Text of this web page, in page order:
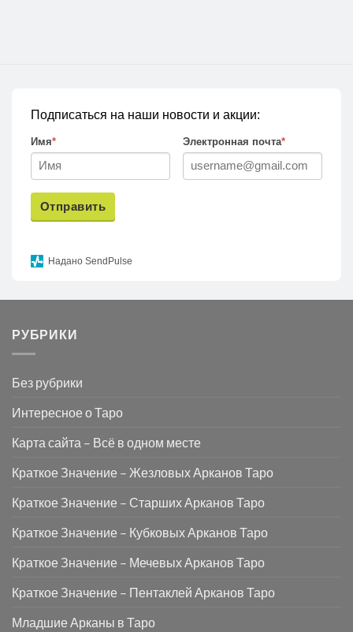
Подписаться на наши новости и акции:
Имя* Электронная почта*
Отправить
Надано SendPulse
РУБРИКИ
Без рубрики
Интересное о Таро
Карта сайта – Всё в одном месте
Краткое Значение – Жезловых Арканов Таро
Краткое Значение – Старших Арканов Таро
Краткое Значение – Кубковых Арканов Таро
Краткое Значение – Мечевых Арканов Таро
Краткое Значение – Пентаклей Арканов Таро
Младшие Арканы в Таро